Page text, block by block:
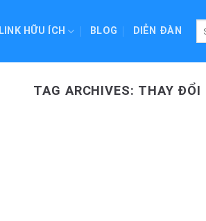
LINK HỮU ÍCH BLOG DIỄN ĐÀN
TAG ARCHIVES: THAY ĐỔI